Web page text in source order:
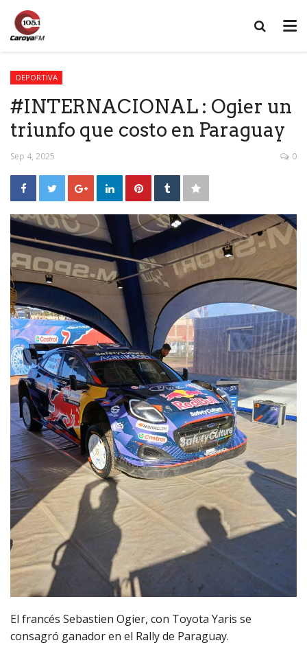
DEPORTIVA
#INTERNACIONAL : Ogier un
triunfo que costo en Paraguay
Sep 4, 2025 0
El francés Sebastien Ogier, con Toyota Yaris se
consagró ganador en el Rally de Paraguay.